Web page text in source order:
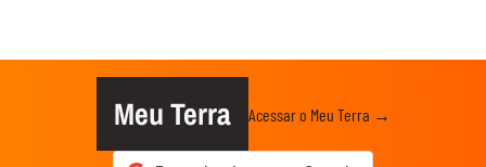
Meu Terra Acessar o Meu Terra →